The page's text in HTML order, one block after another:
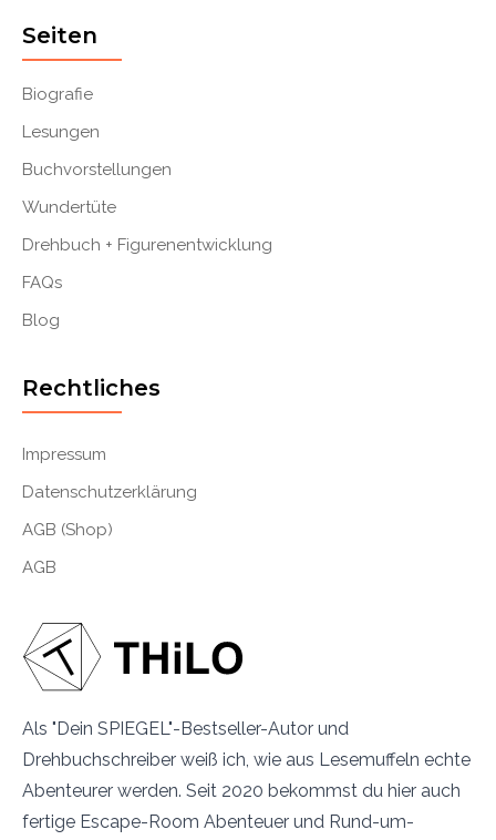
Als "Dein SPIEGEL"-Bestseller-Autor und
Drehbuchschreiber weiß ich, wie aus Lesemuffeln echte
Abenteurer werden. Seit 2020 bekommst du hier auch
fertige Escape-Room Abenteuer und Rund-um-
Seiten
Biografie
Lesungen
Buchvorstellungen
Wundertüte
Drehbuch + Figurenentwicklung
FAQs
Blog
Rechtliches
Impressum
Datenschutzerklärung
AGB (Shop)
AGB